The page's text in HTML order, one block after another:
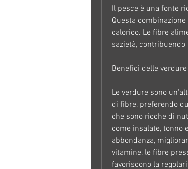
Il pesce è una fonte
Questa
calorico. Le fibre
sazietà,
Benefici delle
Le verdure sono
di fibre, preferendo
che sono ricche di
come insalate, tonno
abbondanza,
vitamine, le fibre
favoriscono la